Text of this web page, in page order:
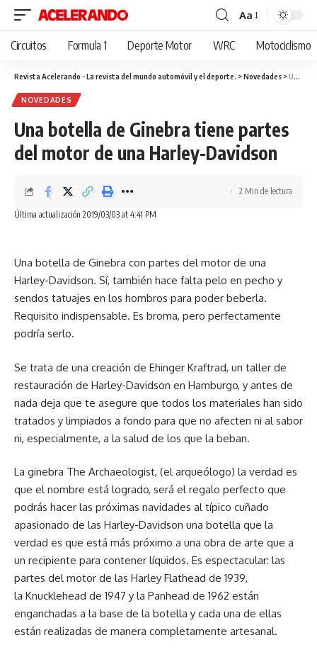
Cambiar
tamaño
fuente
Aa
Circuitos Formula 1 Deporte Motor WRC Motociclismo
Revista Acelerando - La revista del mundo automóvil y el deporte. >Novedades >Una botella de Ginebra tiene partes del motor de una Harley-Davidson
NOVEDADES
Una botella de Ginebra tiene partes
del motor de una Harley-Davidson
Última actualización 2019/03/03 at 4:41 PM
2 Min de lectura
Una botella de Ginebra con partes del motor de una
Harley-Davidson. Sí, también hace falta pelo en pecho y
sendos tatuajes en los hombros para poder beberla.
Requisito indispensable. Es broma, pero perfectamente
podría serlo.
Se trata de una creación de Ehinger Kraftrad, un taller de
restauración de Harley-Davidson en Hamburgo, y antes de
nada deja que te asegure que todos los materiales han sido
tratados y limpiados a fondo para que no afecten ni al sabor
ni, especialmente, a la salud de los que la beban.
La ginebra The Archaeologist, (el arqueólogo) la verdad es
que el nombre está logrado, será el regalo perfecto que
podrás hacer las próximas navidades al típico cuñado
apasionado de las Harley-Davidson una botella que la
verdad es que está más próximo a una obra de arte que a
un recipiente para contener líquidos. Es espectacular: las
partes del motor de las Harley Flathead de 1939,
la Knucklehead de 1947 y la Panhead de 1962 están
enganchadas a la base de la botella y cada una de ellas
están realizadas de manera completamente artesanal.